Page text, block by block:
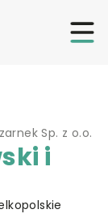
Sp. z o.o.
i